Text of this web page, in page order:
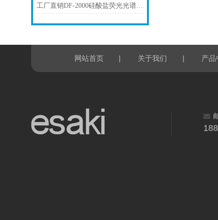
工厂直销DF-2000硅酸盐荧光光谱仪技术参数
网站首页 | 关于我们 | 产品